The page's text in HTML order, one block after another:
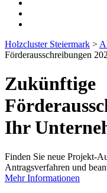
Holzcluster Steiermark >
Förderausschreibungen
Zukünftige
Ihr
Finden Sie neue Projekt-
Antragsverfahren und
Mehr Informationen